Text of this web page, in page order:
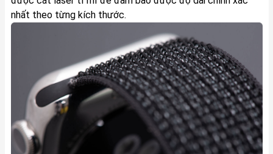
nhất theo từng kích thước.